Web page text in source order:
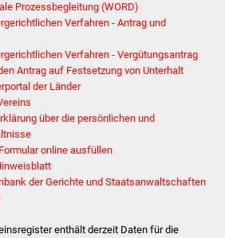
Lebenslagen
Senioren
Stadtseniorenrat
Ältere
Seniorenwohn- und
Prozessbegleitung (WORD)
Verfahren - Antrag und
Verfahren - Vergütungsantrag
Antrag auf Festsetzung von Unterhalt
der Länder
über die persönlichen und
online ausfüllen
der Gerichte und Staatsanwaltschaften
enthält derzeit Daten für die